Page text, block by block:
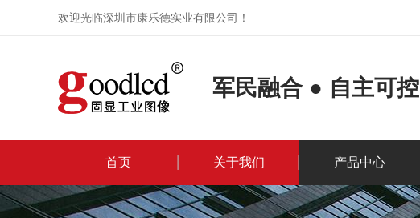
欢迎光临深圳市康乐德实业有限公司！
军民融合 ● 自主可控
首页 关于我们 产品中心